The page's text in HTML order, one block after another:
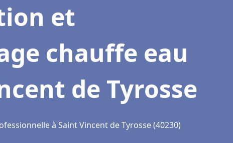
et
chauffe eau
de Tyrosse
à Saint Vincent de Tyrosse (40230)